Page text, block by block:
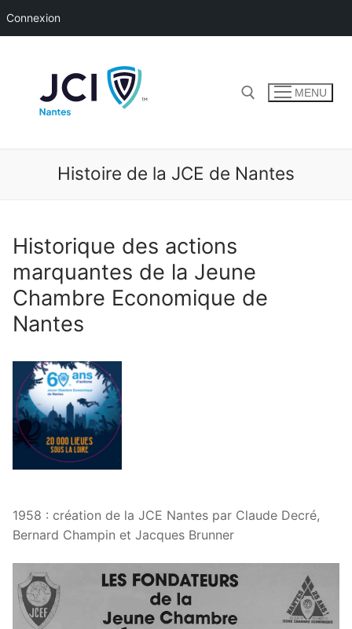
Connexion
MENU
Histoire de la JCE de Nantes
Historique des actions
marquantes de la Jeune
Chambre Economique de
Nantes
1958 : création de la JCE Nantes par Claude Decré,
Bernard Champin et Jacques Brunner